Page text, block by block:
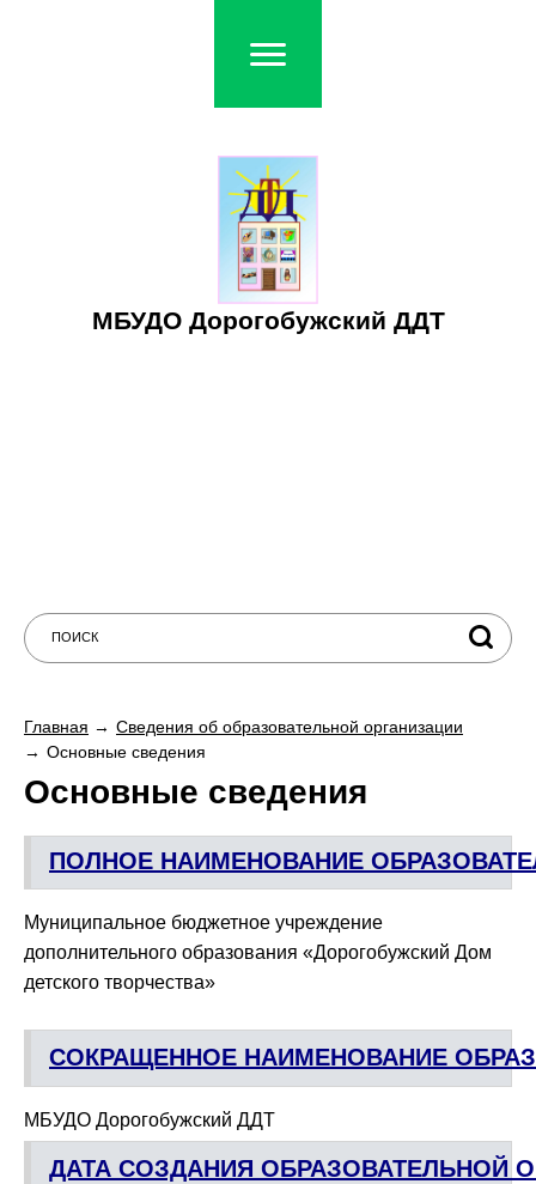
МБУДО Дорогобужский ДДТ
Главная
Сведения об образовательной организации
Основные сведения
Основные сведения
ПОЛНОЕ НАИМЕНОВАНИЕ
Муниципальное бюджетное учреждение
дополнительного образования «Дорогобужский Дом
детского творчества»
СОКРАЩЕННОЕ НАИМЕНОВАНИЕ
МБУДО Дорогобужский ДДТ
ДАТА СОЗДАНИЯ ОБРАЗОВАТЕЛЬНОЙ